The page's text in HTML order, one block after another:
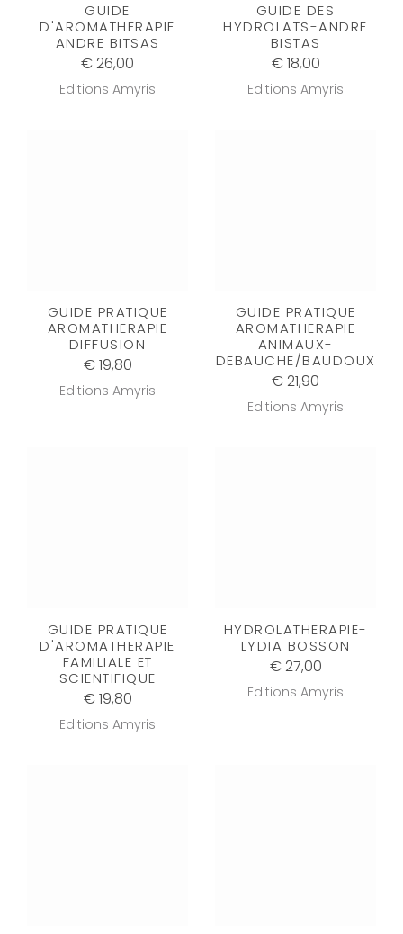
GUIDE
D'AROMATHERAPIE
ANDRE BITSAS
€ 26,00
Editions Amyris
GUIDE DES
HYDROLATS-ANDRE
BISTAS
€ 18,00
Editions Amyris
GUIDE PRATIQUE
AROMATHERAPIE
DIFFUSION
€ 19,80
Editions Amyris
GUIDE PRATIQUE
AROMATHERAPIE
ANIMAUX-
DEBAUCHE/BAUDOUX
€ 21,90
Editions Amyris
GUIDE PRATIQUE
D'AROMATHERAPIE
FAMILIALE ET
SCIENTIFIQUE
€ 19,80
Editions Amyris
HYDROLATHERAPIE-
LYDIA BOSSON
€ 27,00
Editions Amyris